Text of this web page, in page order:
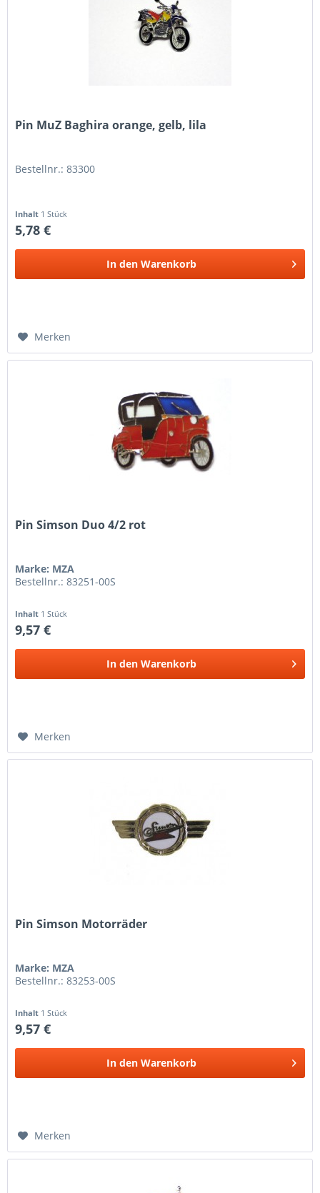
Pin MuZ Baghira orange, gelb, lila
Bestellnr.: 83300
Inhalt 1 Stück
5,78 €
In den Warenkorb
Merken
Pin Simson Duo 4/2 rot
Marke: MZA
Bestellnr.: 83251-00S
Inhalt 1 Stück
9,57 €
In den Warenkorb
Merken
Pin Simson Motorräder
Marke: MZA
Bestellnr.: 83253-00S
Inhalt 1 Stück
9,57 €
In den Warenkorb
Merken